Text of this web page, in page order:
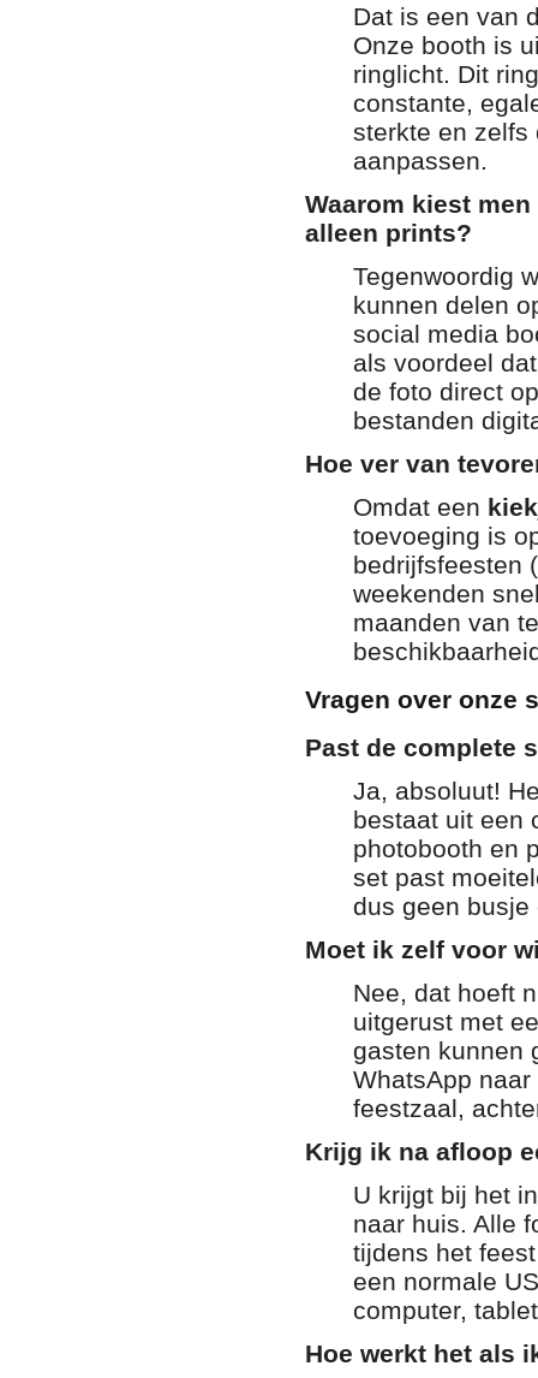
Dat is een van
Onze booth is
ringlicht. Dit
constante,
sterkte en zelfs
aanpassen.
Waarom kiest
alleen prints?
Tegenwoordig
kunnen delen
social media
als voordeel
de foto direct
bestanden
Hoe ver van
Omdat een
toevoeging is
bedrijfsfeesten
weekenden
maanden van
Vragen over onze
Past de complete
Ja, absoluut!
bestaat uit een
photobooth en
set past
dus geen busje
Moet ik zelf voor
Nee, dat hoeft
uitgerust met
gasten kunnen
WhatsApp
feestzaal,
Krijg ik na afloop
U krijgt bij het
naar huis. Alle
tijdens het
een normale
computer,
Hoe werkt het als